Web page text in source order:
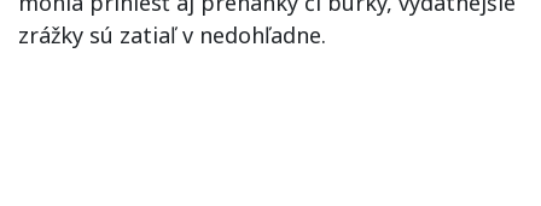
zrážky sú zatiaľ v nedohľadne.